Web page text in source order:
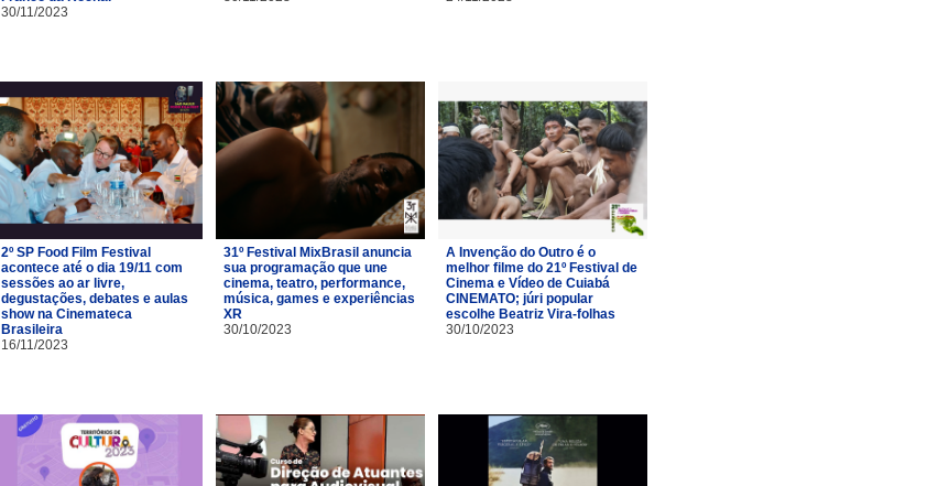
30/11/2023
2º SP Food Film Festival
acontece até o dia 19/11 com
sessões ao ar livre,
degustações, debates e aulas
show na Cinemateca
Brasileira
16/11/2023
31º Festival MixBrasil anuncia
sua programação que une
cinema, teatro, performance,
música, games e experiências
XR
30/10/2023
A Invenção do Outro é o
melhor filme do 21º Festival de
Cinema e Vídeo de Cuiabá
CINEMATO; júri popular
escolhe Beatriz Vira-folhas
30/10/2023